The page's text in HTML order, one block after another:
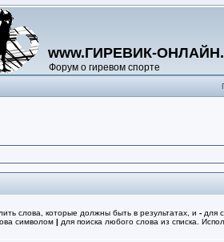
www.ГИРЕВИК-
Форум о гиревом спорте
слова, которые должны быть в результатах, и - для
символом | для поиска любого слова из списка.